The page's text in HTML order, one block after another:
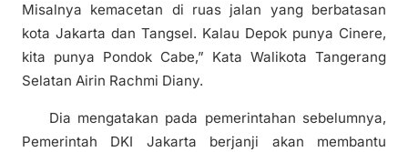
Misalnya kemacetan di ruas jalan yang berbatasan
kota Jakarta dan Tangsel. Kalau Depok punya Cinere,
kita punya Pondok Cabe,” Kata Walikota Tangerang
Selatan Airin Rachmi Diany.
Dia mengatakan pada pemerintahan sebelumnya,
Pemerintah DKI Jakarta berjanji akan membantu